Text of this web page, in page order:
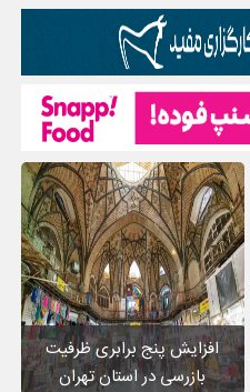
افزایش پنج برابری ظرفیت
بازرسی در استان تهران